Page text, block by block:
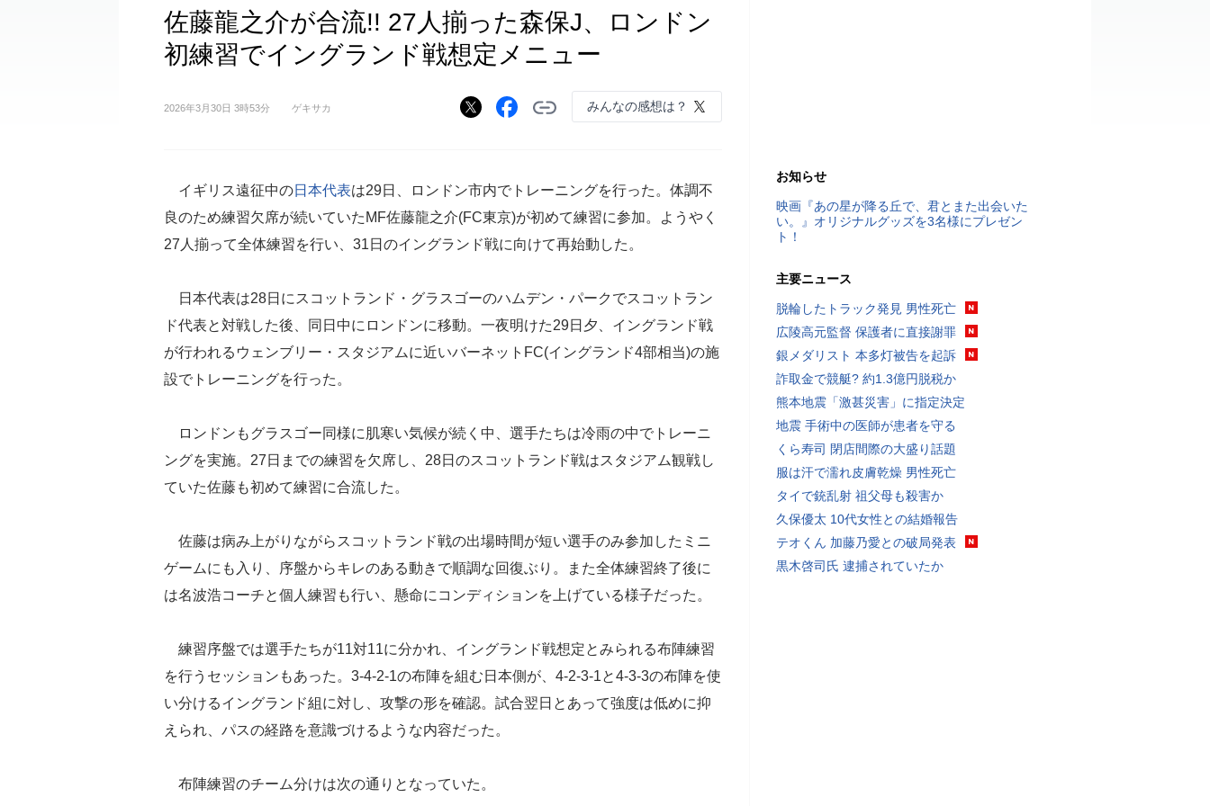
佐藤龍之介が合流!! 27人揃った森保J、ロンドン
初練習でイングランド戦想定メニュー
2026年3月30日 3時53分 ゲキサカ みんなの感想は？
イギリス遠征中の日本代表は29日、ロンドン市内でトレーニングを行った。体調不
良のため練習欠席が続いていたMF佐藤龍之介(FC東京)が初めて練習に参加。ようやく
27人揃って全体練習を行い、31日のイングランド戦に向けて再始動した。
日本代表は28日にスコットランド・グラスゴーのハムデン・パークでスコットラン
ド代表と対戦した後、同日中にロンドンに移動。一夜明けた29日夕、イングランド戦
が行われるウェンブリー・スタジアムに近いバーネットFC(イングランド4部相当)の施
設でトレーニングを行った。
ロンドンもグラスゴー同様に肌寒い気候が続く中、選手たちは冷雨の中でトレーニ
ングを実施。27日までの練習を欠席し、28日のスコットランド戦はスタジアム観戦し
ていた佐藤も初めて練習に合流した。
佐藤は病み上がりながらスコットランド戦の出場時間が短い選手のみ参加したミニ
ゲームにも入り、序盤からキレのある動きで順調な回復ぶり。また全体練習終了後に
は名波浩コーチと個人練習も行い、懸命にコンディションを上げている様子だった。
練習序盤では選手たちが11対11に分かれ、イングランド戦想定とみられる布陣練習
を行うセッションもあった。3-4-2-1の布陣を組む日本側が、4-2-3-1と4-3-3の布陣を使
い分けるイングランド組に対し、攻撃の形を確認。試合翌日とあって強度は低めに抑
えられ、パスの経路を意識づけるような内容だった。
布陣練習のチーム分けは次の通りとなっていた。
お知らせ
映画『あの星が降る丘で、君とまた出会いた
い。』オリジナルグッズを3名様にプレゼン
ト！
主要ニュース
脱輪したトラック発見 男性死亡
広陵高元監督 保護者に直接謝罪
銀メダリスト 本多灯被告を起訴
詐取金で競艇? 約1.3億円脱税か
熊本地震「激甚災害」に指定決定
地震 手術中の医師が患者を守る
くら寿司 閉店間際の大盛り話題
服は汗で濡れ皮膚乾燥 男性死亡
タイで銃乱射 祖父母も殺害か
久保優太 10代女性との結婚報告
テオくん 加藤乃愛との破局発表
黒木啓司氏 逮捕されていたか